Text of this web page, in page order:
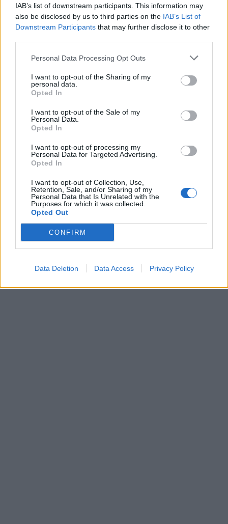
IAB’s list of downstream participants. This information may
also be disclosed by us to third parties on the IAB’s List of
Downstream Participants that may further disclose it to other
Personal Data Processing Opt Outs
I want to opt-out of the Sharing of my
personal data.
Opted In
I want to opt-out of the Sale of my
Personal Data.
Opted In
I want to opt-out of processing my
Personal Data for Targeted Advertising.
Opted In
I want to opt-out of Collection, Use,
Retention, Sale, and/or Sharing of my
Personal Data that Is Unrelated with the
Purposes for which it was collected.
Opted Out
CONFIRM
Data Deletion Data Access Privacy Policy